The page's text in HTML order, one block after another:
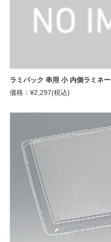
ラミパック 串用 小 内側ラミネ
価格：¥2,297(税込)